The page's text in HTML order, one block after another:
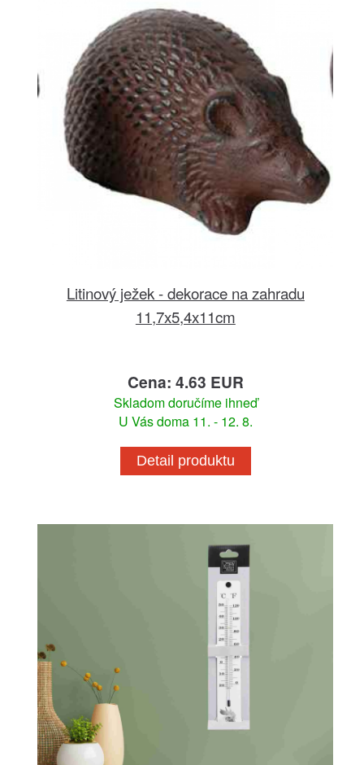
Litinový ježek - dekorace na zahradu
11,7x5,4x11cm
Cena: 4.63 EUR
Skladom doručíme ihneď
U Vás doma 11. - 12. 8.
Detail produktu